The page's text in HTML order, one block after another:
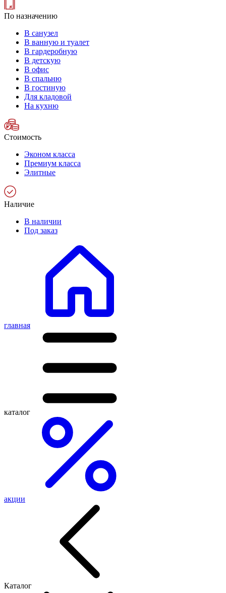
По назначению
В санузел
В ванную и туалет
В гардеробную
В детскую
В офис
В спальню
В гостиную
Для кладовой
На кухню
Стоимость
Эконом класса
Премиум класса
Элитные
Наличие
В наличии
Под заказ
главная
каталог
акции
Каталог